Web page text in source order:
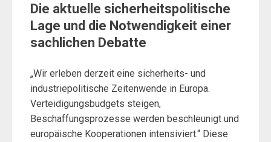
Die aktuelle sicherheitspolitische
Lage und die Notwendigkeit einer
sachlichen Debatte
„Wir erleben derzeit eine sicherheits- und
industriepolitische Zeitenwende in Europa.
Verteidigungsbudgets steigen,
Beschaffungsprozesse werden beschleunigt und
europäische Kooperationen intensiviert.“ Diese